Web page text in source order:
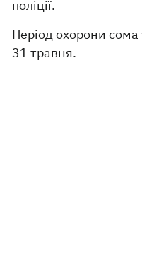
поліції.
Період охорони сома
31 травня.